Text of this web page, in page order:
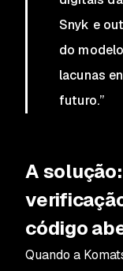
Snyk e
do
lacunas
futuro.”
A
código
Quando a